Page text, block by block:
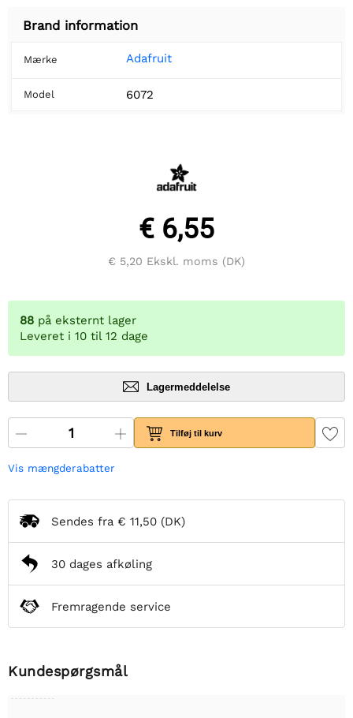
Brand information
Mærke Adafruit
Model 6072
€ 6,55
€ 5,20 Ekskl. moms (DK)
88 på eksternt lager
Leveret i 10 til 12 dage
Lagermeddelelse
Tilføj til kurv
Vis mængderabatter
Sendes fra € 11,50 (DK)
30 dages afkøling
Fremragende service
Kundespørgsmål